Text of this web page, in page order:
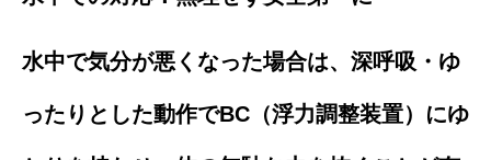
水中で気分が悪くなった場合は、深呼吸・ゆ
ったりとした動作でBC（浮力調整装置）にゆ